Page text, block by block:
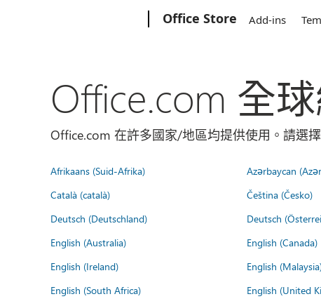
Office Store Add-ins
Office.com 全
Office.com 在許多國家/地區均提供使用。請選
Afrikaans (Suid-Afrika) Azərbaycan
Català (català)
Čeština (Česko)
Deutsch (Deutschland)
Deutsch
English (Australia)
English (Canada)
English (Ireland)
English
English (South Africa)
English (United